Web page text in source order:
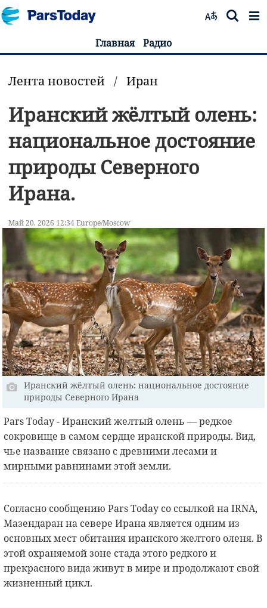
Главная Радио
Лента новостей / Иран
Иранский жёлтый олень:
национальное достояние
природы Северного
Ирана.
Май 20, 2026 12:34 Europe/Moscow
Иранский жёлтый олень: национальное достояние
природы Северного Ирана
Pars Today - Иранский желтый олень — редкое
сокровище в самом сердце иранской природы. Вид,
чье название связано с древними лесами и
мирными равнинами этой земли.
Согласно сообщению Pars Today со ссылкой на IRNA,
Мазендаран на севере Ирана является одним из
основных мест обитания иранского желтого оленя. В
этой охраняемой зоне стада этого редкого и
прекрасного вида живут в мире и продолжают свой
жизненный цикл.